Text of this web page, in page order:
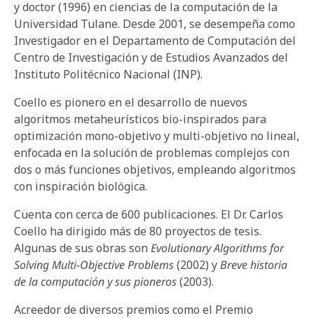
y doctor (1996) en ciencias de la computación de la
Universidad Tulane. Desde 2001, se desempeña como
Investigador en el Departamento de Computación del
Centro de Investigación y de Estudios Avanzados del
Instituto Politécnico Nacional (INP).
Coello es pionero en el desarrollo de nuevos
algoritmos metaheurísticos bio-inspirados para
optimización mono-objetivo y multi-objetivo no lineal,
enfocada en la solución de problemas complejos con
dos o más funciones objetivos, empleando algoritmos
con inspiración biológica.
Cuenta con cerca de 600 publicaciones. El Dr. Carlos
Coello ha dirigido más de 80 proyectos de tesis.
Algunas de sus obras son Evolutionary Algorithms for
Solving Multi-Objective Problems(2002) yBreve historia
de la computación y sus pioneros(2003).
Acreedor de diversos premios como el Premio